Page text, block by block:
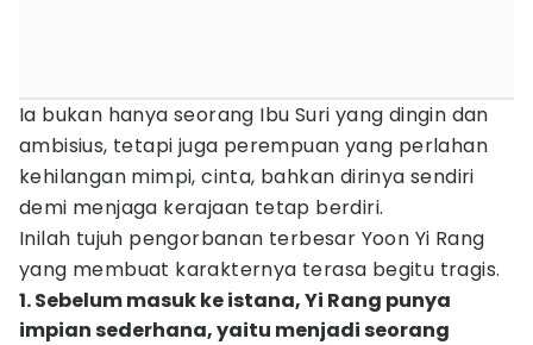
Ia bukan hanya seorang Ibu Suri yang dingin dan
ambisius, tetapi juga perempuan yang perlahan
kehilangan mimpi, cinta, bahkan dirinya sendiri
demi menjaga kerajaan tetap berdiri.
Inilah tujuh pengorbanan terbesar Yoon Yi Rang
yang membuat karakternya terasa begitu tragis.
1. Sebelum masuk ke istana, Yi Rang punya
impian sederhana, yaitu menjadi seorang